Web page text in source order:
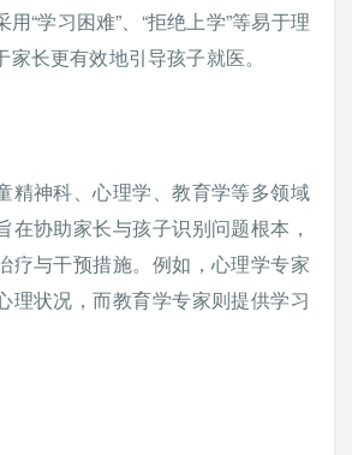
“学习困难”、“拒绝上学”等易于理
长更有效地引导孩子就医。
精神科、心理学、教育学等多领域
在协助家长与孩子识别问题根本，
疗与干预措施。例如，心理学专家
理状况，而教育学专家则提供学习